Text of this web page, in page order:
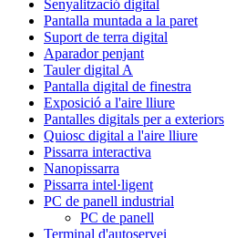
Senyalització digital
Pantalla muntada a la paret
Suport de terra digital
Aparador penjant
Tauler digital A
Pantalla digital de finestra
Exposició a l'aire lliure
Pantalles digitals per a exteriors
Quiosc digital a l'aire lliure
Pissarra interactiva
Nanopissarra
Pissarra intel·ligent
PC de panell industrial
PC de panell
Terminal d'autoservei